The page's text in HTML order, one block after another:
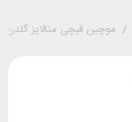
/ موچین قیچی متالایز گلدن